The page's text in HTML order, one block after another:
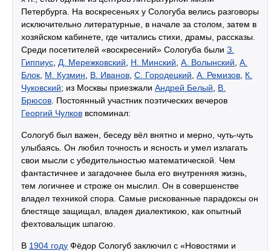
Петербурга. На воскресеньях у Сологуба велись разговоры
исключительно литературные, в начале за столом, затем в
хозяйском кабинете, где читались стихи, драмы, рассказы.
Среди посетителей «воскресений» Сологуба были З.
Гиппиус Д. Мережковский Н. Минский А. Волынский А.
Блок М. Кузмин В. Иванов С. Городецкий А. Ремизов К.
Чуковский; из Москвы приезжали Андрей Белый
В.
Брюсов . Постоянный участник поэтических вечеров
Георгий Чулков вспоминал:
Сологуб был важен, беседу вёл внятно и мерно, чуть-чуть
улыбаясь. Он любил точность и ясность и умел излагать
свои мысли с убедительностью математической. Чем
фантастичнее и загадочнее была его внутренняя жизнь,
тем логичнее и строже он мыслил. Он в совершенстве
владел техникой спора. Самые рискованные парадоксы он
блестяще защищал, владея диалектикою, как опытный
фехтовальщик шпагою.
В 1904 году Фёдор Сологуб заключил с «Новостями и